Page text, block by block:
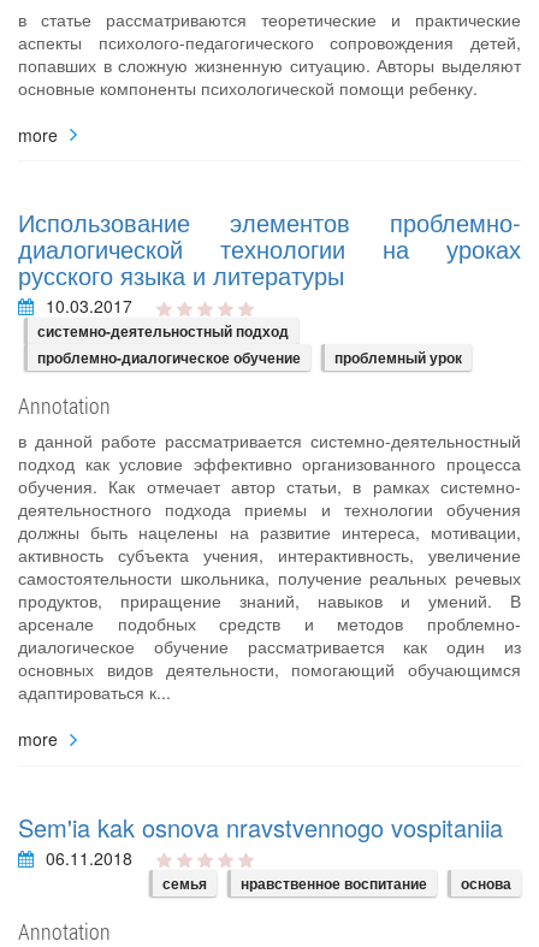
в статье рассматриваются теоретические и практические
аспекты психолого-педагогического сопровождения детей,
попавших в сложную жизненную ситуацию. Авторы выделяют
основные компоненты психологической помощи ребенку.
more
Использование элементов проблемно-
диалогической технологии на уроках
русского языка и литературы
10.03.2017
системно-деятельностный подход
проблемно-диалогическое обучение
проблемный урок
Annotation
в данной работе рассматривается системно-деятельностный
подход как условие эффективно организованного процесса
обучения. Как отмечает автор статьи, в рамках системно-
деятельностного подхода приемы и технологии обучения
должны быть нацелены на развитие интереса, мотивации,
активность субъекта учения, интерактивность, увеличение
самостоятельности школьника, получение реальных речевых
продуктов, приращение знаний, навыков и умений. В
арсенале подобных средств и методов проблемно-
диалогическое обучение рассматривается как один из
основных видов деятельности, помогающий обучающимся
адаптироваться к...
more
Sem'ia kak osnova nravstvennogo vospitaniia
06.11.2018
семья нравственное воспитание основа
Annotation